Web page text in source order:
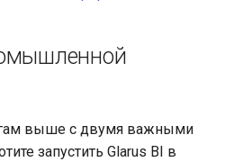
выше с двумя важными
запустить Glarus BI в